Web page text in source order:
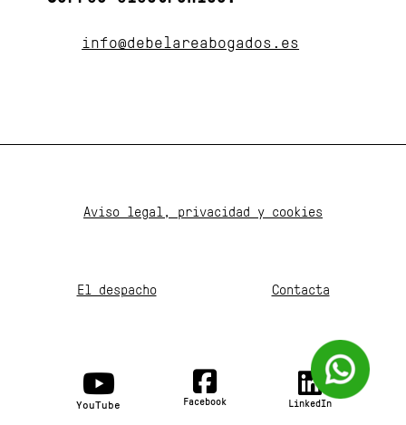
info@debelareabogados.es
Aviso legal, privacidad y cookies
El despacho Contacta
YouTube Facebook LinkedIn